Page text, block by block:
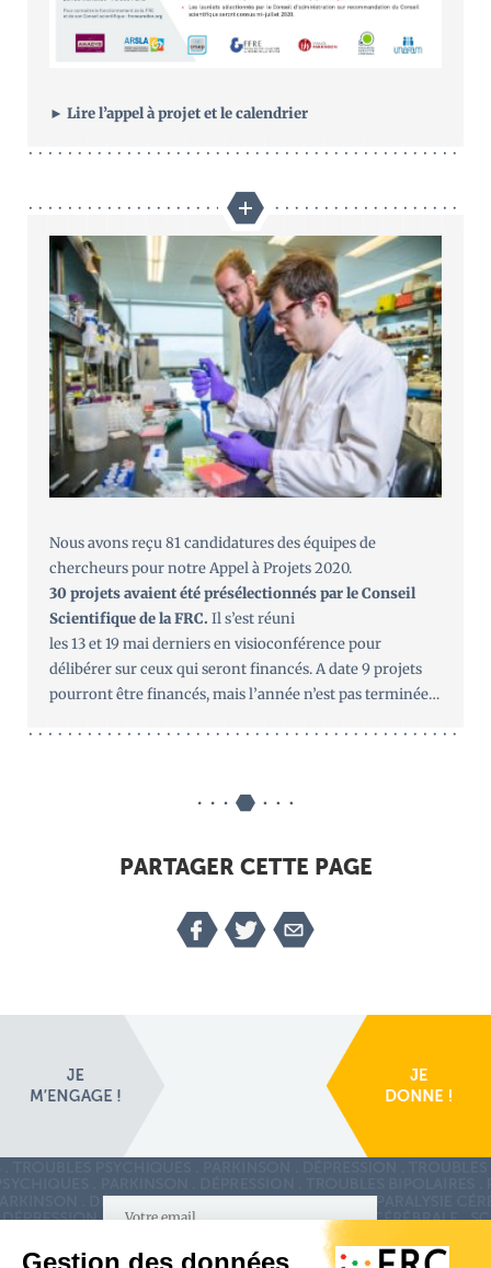
► Lire l’appel à projet et le calendrier
Nous avons reçu 81 candidatures des équipes de
chercheurs pour notre Appel à Projets 2020.
30 projets avaient été présélectionnés par le Conseil
Scientifique de la FRC. Il s’est réuni
les 13 et 19 mai derniers en visioconférence pour
délibérer sur ceux qui seront financés. A date 9 projets
pourront être financés, mais l’année n’est pas terminée…
PARTAGER CETTE PAGE
S'inscrire à la newsletter